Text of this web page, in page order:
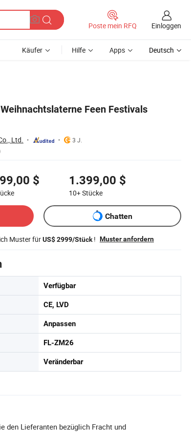
Poste mein RFQ Einloggen
Käufer Hilfe Apps Deutsch
Feen Festivals
Ltd.
3 J.
$ 1.399,00 $
10+Stücke
Chatten
Muster fürUS$ 2999/Stück! Muster anfordern
Verfügbar
CE, LVD
Anpassen
FL-ZM26
Veränderbar
den Lieferanten bezüglich Fracht und